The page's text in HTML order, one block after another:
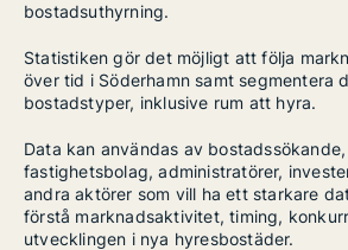
bostadsuthyrning.
Statistiken gör det möjligt att följa
över tid i Söderhamn samt segmentera
bostadstyper, inklusive rum att hyra.
Data kan användas av
fastighetsbolag, administratörer,
andra aktörer som vill ha ett starkare
förstå marknadsaktivitet, timing,
utvecklingen i nya hyresbostäder.